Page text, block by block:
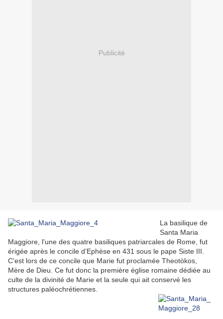
Publicité
La basilique de
Santa Maria
Maggiore, l'une des quatre basiliques patriarcales de Rome, fut
érigée après le concile d’Ephèse en 431 sous le pape Siste III.
C'est lors de ce concile que Marie fut proclamée Theotòkos,
Mère de Dieu. Ce fut donc la première église romaine dédiée au
culte de la divinité de Marie et la seule qui ait conservé les
structures paléochrétiennes.